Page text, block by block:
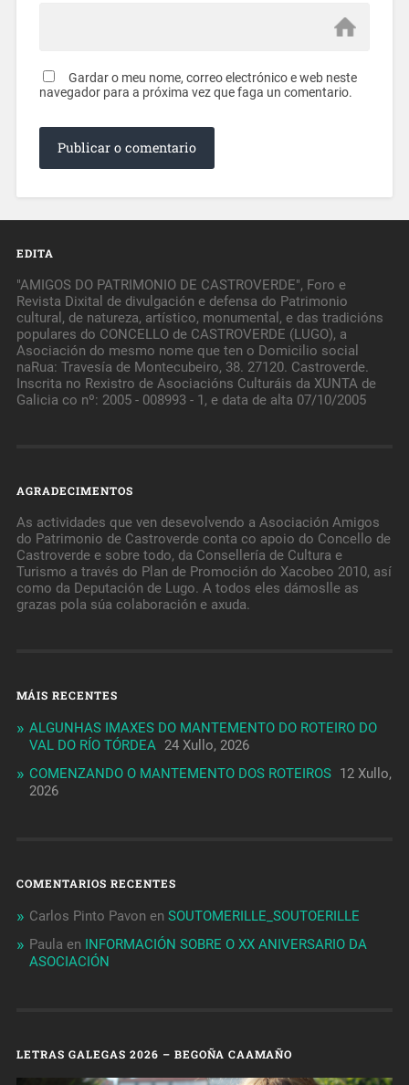
Gardar o meu nome, correo electrónico e web neste
navegador para a próxima vez que faga un comentario.
EDITA
"AMIGOS DO PATRIMONIO DE CASTROVERDE", Foro e
Revista Dixital de divulgación e defensa do Patrimonio
cultural, de natureza, artístico, monumental, e das tradicións
populares do CONCELLO de CASTROVERDE (LUGO), a
Asociación do mesmo nome que ten o Domicilio social
naRua: Travesía de Montecubeiro, 38. 27120. Castroverde.
Inscrita no Rexistro de Asociacións Culturáis da XUNTA de
Galicia co nº: 2005 - 008993 - 1, e data de alta 07/10/2005
AGRADECIMENTOS
As actividades que ven desevolvendo a Asociación Amigos
do Patrimonio de Castroverde conta co apoio do Concello de
Castroverde e sobre todo, da Consellería de Cultura e
Turismo a través do Plan de Promoción do Xacobeo 2010, así
como da Deputación de Lugo. A todos eles dámoslle as
grazas pola súa colaboración e axuda.
MÁIS RECENTES
ALGUNHAS IMAXES DO MANTEMENTO DO ROTEIRO DO
VAL DO RÍO TÓRDEA 24 Xullo, 2026
COMENZANDO O MANTEMENTO DOS ROTEIROS 12 Xullo,
2026
COMENTARIOS RECENTES
Carlos Pinto Pavon en SOUTOMERILLE_SOUTOERILLE
Paula en INFORMACIÓN SOBRE O XX ANIVERSARIO DA
ASOCIACIÓN
LETRAS GALEGAS 2026 – BEGOÑA CAAMAÑO